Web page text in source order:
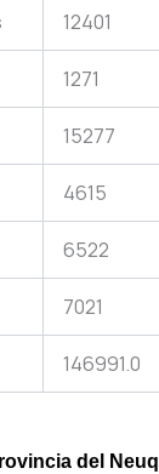
12401
1271
15277
4615
6522
7021
146991.0
del